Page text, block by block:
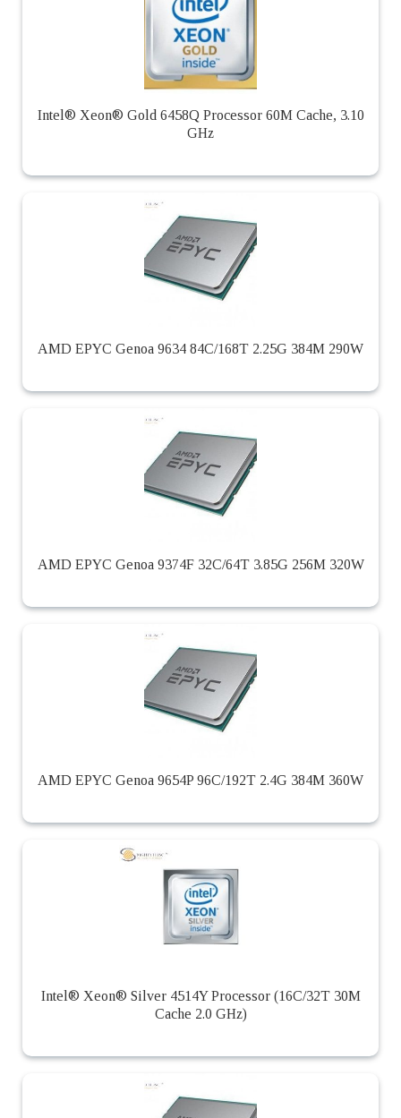
Intel® Xeon® Gold 6458Q Processor 60M Cache, 3.10
GHz
AMD EPYC Genoa 9634 84C/168T 2.25G 384M 290W
AMD EPYC Genoa 9374F 32C/64T 3.85G 256M 320W
AMD EPYC Genoa 9654P 96C/192T 2.4G 384M 360W
Intel® Xeon® Silver 4514Y Processor (16C/32T 30M
Cache 2.0 GHz)